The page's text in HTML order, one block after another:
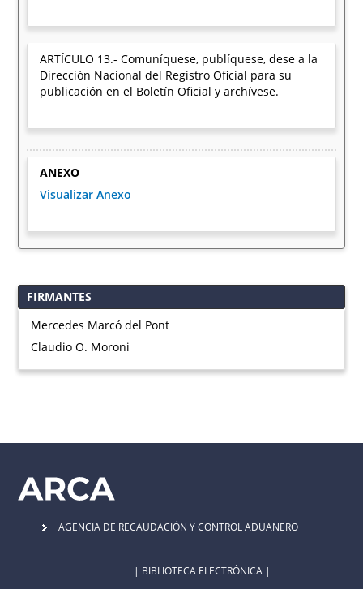
ARTÍCULO 13.- Comuníquese, publíquese, dese a la
Dirección Nacional del Registro Oficial para su
publicación en el Boletín Oficial y archívese.
ANEXO
Visualizar Anexo
FIRMANTES
Mercedes Marcó del Pont
Claudio O. Moroni
AGENCIA DE RECAUDACIÓN Y CONTROL ADUANERO
| BIBLIOTECA ELECTRÓNICA |